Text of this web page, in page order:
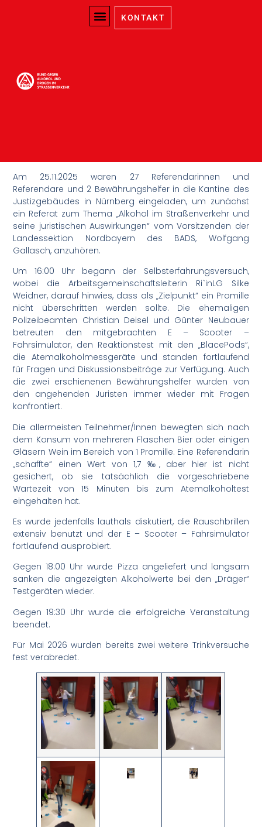
KONTAKT
Selbsterfahrungsversuch
für Referendarinnen und
Am 25.11.2025 waren 27 Referendarinnen und
Referendare und 2 Bewährungshelfer in die Kantine des
Justizgebäudes in Nürnberg eingeladen, um zunächst
ein Referat zum Thema „Alkohol im Straßenverkehr und
seine juristischen Auswirkungen“ vom Vorsitzenden der
Landessektion Nordbayern des BADS, Wolfgang
Gallasch, anzuhören.
Um 16:00 Uhr begann der Selbsterfahrungsversuch,
wobei die Arbeitsgemeinschaftsleiterin Ri`inLG Silke
Weidner, darauf hinwies, dass als „Zielpunkt“ ein Promille
nicht überschritten werden sollte. Die ehemaligen
Polizeibeamten Christian Deisel und Günter Neubauer
betreuten den mitgebrachten E – Scooter –
Fahrsimulator, den Reaktionstest mit den „BlacePods“,
die Atemalkoholmessgeräte und standen fortlaufend
für Fragen und Diskussionsbeiträge zur Verfügung. Auch
die zwei erschienenen Bewährungshelfer wurden von
den angehenden Juristen immer wieder mit Fragen
konfrontiert.
Die allermeisten Teilnehmer/Innen bewegten sich nach
dem Konsum von mehreren Flaschen Bier oder einigen
Gläsern Wein im Bereich von 1 Promille. Eine Referendarin
„schaffte“ einen Wert von 1,7 ‰, aber hier ist nicht
gesichert, ob sie tatsächlich die vorgeschriebene
Wartezeit von 15 Minuten bis zum Atemalkoholtest
eingehalten hat.
Es wurde jedenfalls lauthals diskutiert, die Rauschbrillen
extensiv benutzt und der E – Scooter – Fahrsimulator
fortlaufend ausprobiert.
Gegen 18:00 Uhr wurde Pizza angeliefert und langsam
sanken die angezeigten Alkoholwerte bei den „Dräger“
Testgeräten wieder.
Gegen 19:30 Uhr wurde die erfolgreiche Veranstaltung
beendet.
Für Mai 2026 wurden bereits zwei weitere Trinkversuche
fest verabredet.